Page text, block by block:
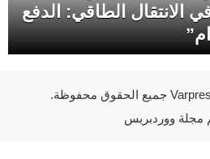
الانتقال الطاقي: الدفع
مجلة ووردبريس